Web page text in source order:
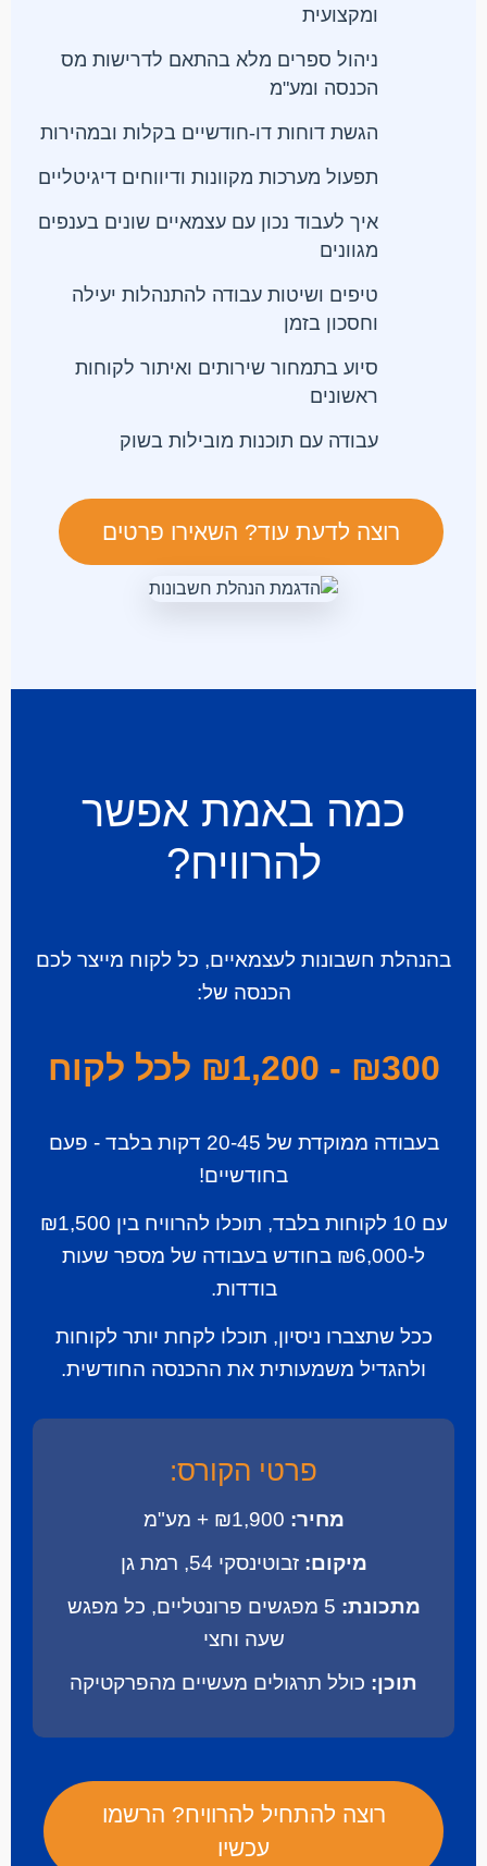
ומקצועית
ניהול ספרים מלא בהתאם לדרישות מס
הכנסה ומע"מ
הגשת דוחות דו-חודשיים בקלות ובמהירות
תפעול מערכות מקוונות ודיווחים דיגיטליים
איך לעבוד נכון עם עצמאיים שונים בענפים
מגוונים
טיפים ושיטות עבודה להתנהלות יעילה
וחסכון בזמן
סיוע בתמחור שירותים ואיתור לקוחות
ראשונים
עבודה עם תוכנות מובילות בשוק
רוצה לדעת עוד? השאירו פרטים
כמה באמת אפשר
להרוויח?
בהנהלת חשבונות לעצמאיים, כל לקוח מייצר לכם
הכנסה של:
₪300 - ₪1,200 לכל לקוח
בעבודה ממוקדת של 20-45 דקות בלבד - פעם
בחודשיים!
עם 10 לקוחות בלבד, תוכלו להרוויח בין ₪1,500
ל-₪6,000 בחודש בעבודה של מספר שעות
בודדות.
ככל שתצברו ניסיון, תוכלו לקחת יותר לקוחות
ולהגדיל משמעותית את ההכנסה החודשית.
פרטי הקורס:
מחיר:
מיקום: זבוטינסקי 54, רמת גן
מתכונת:
5 מפגשים פרונטליים, כל מפגש
שעה וחצי
תוכן: כולל תרגולים מעשיים מהפרקטיקה
רוצה להתחיל להרוויח? הרשמו
עכשיו